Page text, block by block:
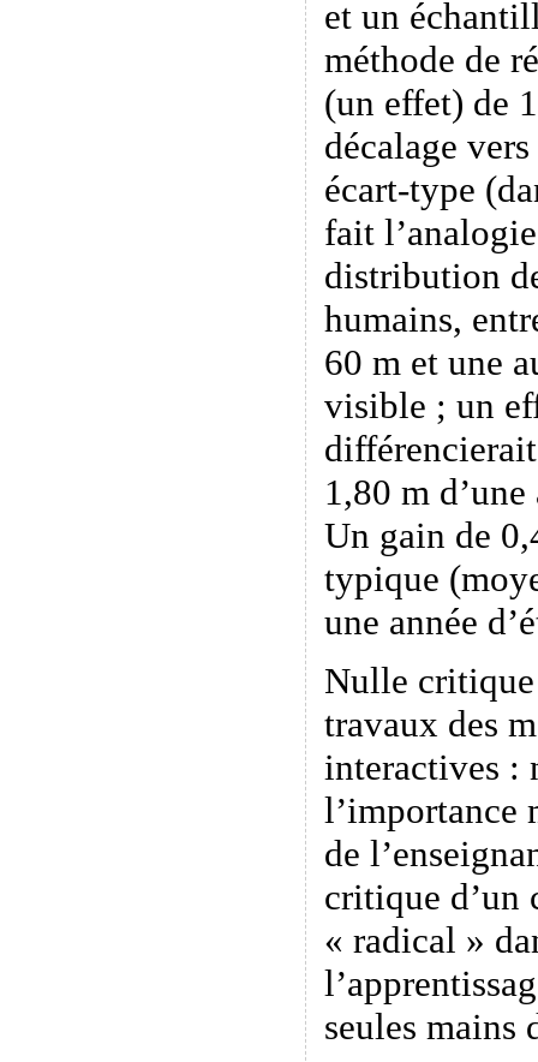
et un
méthode de
(un effet) de
décalage
écart-type
fait
distribution
humains,
60 m et une
visible ; un
1,80 m
Un gain de
typique
une année
Nulle critique
travaux des
interactives :
l’importance
de
critique d’un
« radical »
seules mains